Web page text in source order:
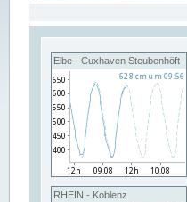
Elbe - Cuxhaven Steubenhöft
RHEIN - Koblenz